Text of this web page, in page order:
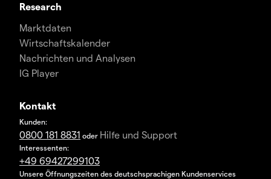
Research
Marktdaten
Wirtschaftskalender
Nachrichten und Analysen
IG Player
Kontakt
Kunden:
0800 181 8831 oder Hilfe und Support
Interessenten:
+49 69427299103
Unsere Öffnungszeiten des deutschsprachigen Kundenservices